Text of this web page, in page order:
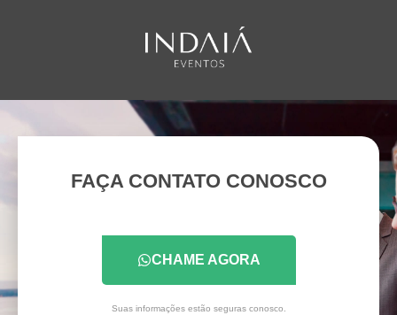
FAÇA CONTATO CONOSCO
CHAME AGORA
Suas informações estão seguras conosco.